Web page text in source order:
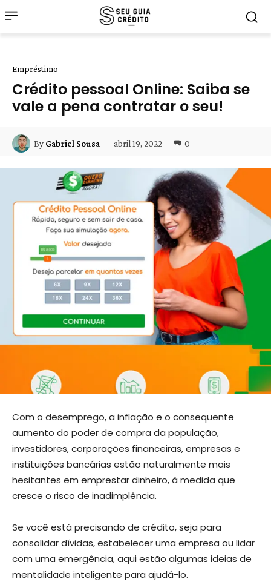
Empréstimo
Crédito pessoal Online: Saiba se
vale a pena contratar o seu!
By Gabriel Sousa abril 19, 2022 0
Com o desemprego, a inflação e o consequente
aumento do poder de compra da população,
investidores, corporações financeiras, empresas e
instituições bancárias estão naturalmente mais
hesitantes em emprestar dinheiro, à medida que
cresce o risco de inadimplência.
Se você está precisando de crédito, seja para
consolidar dívidas, estabelecer uma empresa ou lidar
com uma emergência, aqui estão algumas ideias de
mentalidade inteligente para ajudá-lo.